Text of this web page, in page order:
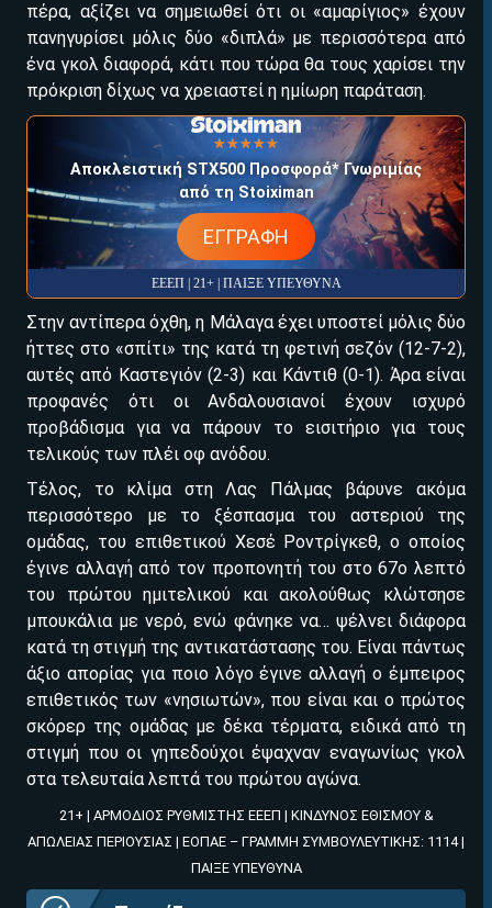
πέρα, αξίζει να σημειωθεί ότι οι «αμαρίγιος» έχουν
πανηγυρίσει μόλις δύο «διπλά» με περισσότερα από
ένα γκολ διαφορά, κάτι που τώρα θα τους χαρίσει την
πρόκριση δίχως να χρειαστεί η ημίωρη παράταση.
☆☆☆☆☆
★★★★★
Αποκλειστική STX500 Προσφορά* Γνωριμίας
από τη Stoiximan
EΓΓΡΑΦΗ
ΕΕΕΠ | 21+ | ΠΑΙΞΕ ΥΠΕΥΘΥΝΑ
Στην αντίπερα όχθη, η Μάλαγα έχει υποστεί μόλις δύο
ήττες στο «σπίτι» της κατά τη φετινή σεζόν (12-7-2),
αυτές από Καστεγιόν (2-3) και Κάντιθ (0-1). Άρα είναι
προφανές ότι οι Ανδαλουσιανοί έχουν ισχυρό
προβάδισμα για να πάρουν το εισιτήριο για τους
τελικούς των πλέι οφ ανόδου.
Τέλος, το κλίμα στη Λας Πάλμας βάρυνε ακόμα
περισσότερο με το ξέσπασμα του αστεριού της
ομάδας, του επιθετικού Χεσέ Ροντρίγκεθ, ο οποίος
έγινε αλλαγή από τον προπονητή του στο 67ο λεπτό
του πρώτου ημιτελικού και ακολούθως κλώτσησε
μπουκάλια με νερό, ενώ φάνηκε να… ψέλνει διάφορα
κατά τη στιγμή της αντικατάστασης του. Είναι πάντως
άξιο απορίας για ποιο λόγο έγινε αλλαγή ο έμπειρος
επιθετικός των «νησιωτών», που είναι και ο πρώτος
σκόρερ της ομάδας με δέκα τέρματα, ειδικά από τη
στιγμή που οι γηπεδούχοι έψαχναν εναγωνίως γκολ
στα τελευταία λεπτά του πρώτου αγώνα.
21+ | ΑΡΜΟΔΙΟΣ ΡΥΘΜΙΣΤΗΣ ΕΕΕΠ | ΚΙΝΔΥΝΟΣ ΕΘΙΣΜΟΥ &
ΑΠΩΛΕΙΑΣ ΠΕΡΙΟΥΣΙΑΣ | ΕΟΠΑΕ – ΓΡΑΜΜΗ ΣΥΜΒΟΥΛΕΥΤΙΚΗΣ: 1114 |
ΠΑΙΞΕ ΥΠΕΥΘΥΝΑ
ΕΓΚΡΙΣΗ ΑΠΟ ΑΡΧΟΝΤΑ ΕΓΚΡΙΣΗ ΑΠΟ ΑΡΧΟΝΤΑ
ΕΓΚΡΙΣΗ ΑΠΟ ΑΡΧΟΝΤΑ ΕΓΚΡΙΣΗ ΑΠΟ ΑΡΧΟΝΤΑ
Βρέθηκε στοιχηματική με: